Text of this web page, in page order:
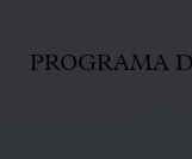
PROGRAMA